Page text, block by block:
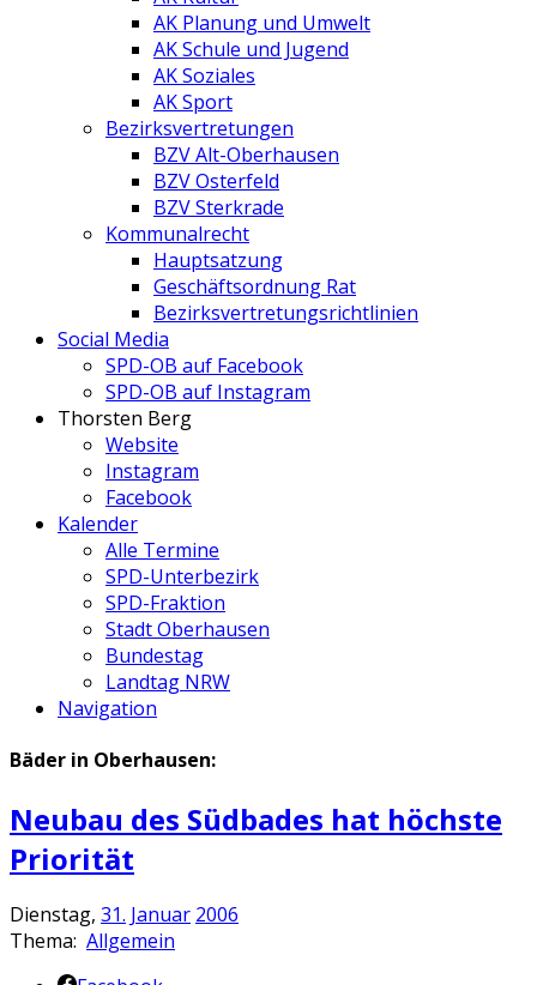
AK Planung und Umwelt
AK Schule und Jugend
AK Soziales
AK Sport
Bezirksvertretungen
BZV Alt-Oberhausen
BZV Osterfeld
BZV Sterkrade
Kommunalrecht
Hauptsatzung
Geschäftsordnung Rat
Bezirksvertretungs­richtlinien
Social Media
SPD-OB auf Facebook
SPD-OB auf Instagram
Thorsten Berg
Website
Instagram
Facebook
Kalender
Alle Termine
SPD-Unterbezirk
SPD-Fraktion
Stadt Oberhausen
Bundestag
Landtag NRW
Navigation
Bäder in Oberhausen:
Neubau des Südbades hat höchste
Priorität
Dienstag, 31. Januar 2006
Thema: Allgemein